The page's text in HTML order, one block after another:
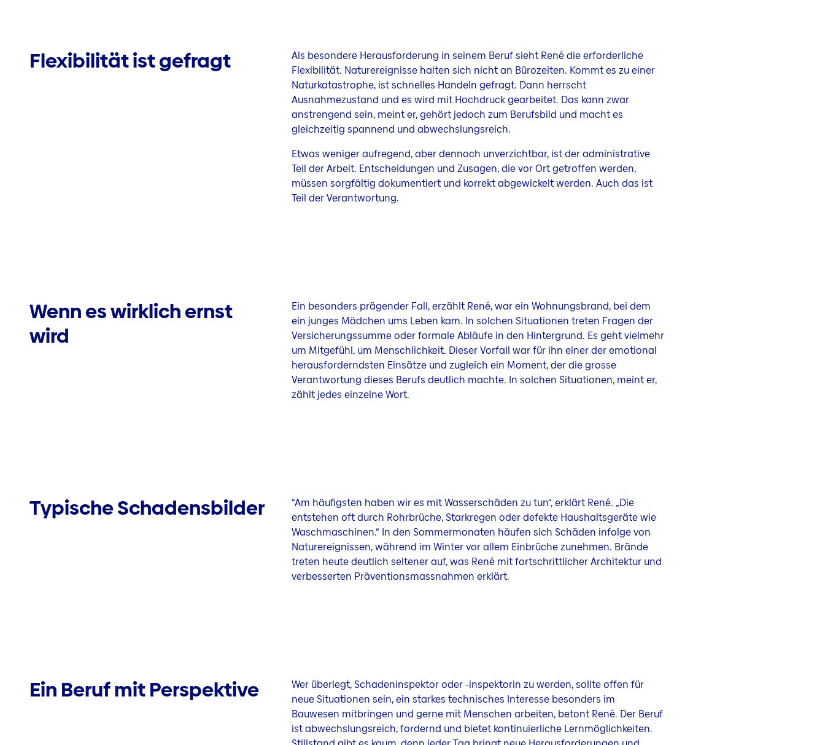
Flexibilität ist gefragt
Als besondere Herausforderung in seinem Beruf sieht René die erforderliche
Flexibilität. Naturereignisse halten sich nicht an Bürozeiten. Kommt es zu einer
Naturkatastrophe, ist schnelles Handeln gefragt. Dann herrscht
Ausnahmezustand und es wird mit Hochdruck gearbeitet. Das kann zwar
anstrengend sein, meint er, gehört jedoch zum Berufsbild und macht es
gleichzeitig spannend und abwechslungsreich.
Etwas weniger aufregend, aber dennoch unverzichtbar, ist der administrative
Teil der Arbeit. Entscheidungen und Zusagen, die vor Ort getroffen werden,
müssen sorgfältig dokumentiert und korrekt abgewickelt werden. Auch das ist
Teil der Verantwortung.
Wenn es wirklich ernst
wird
Ein besonders prägender Fall, erzählt René, war ein Wohnungsbrand, bei dem
ein junges Mädchen ums Leben kam. In solchen Situationen treten Fragen der
Versicherungssumme oder formale Abläufe in den Hintergrund. Es geht vielmehr
um Mitgefühl, um Menschlichkeit. Dieser Vorfall war für ihn einer der emotional
herausforderndsten Einsätze und zugleich ein Moment, der die grosse
Verantwortung dieses Berufs deutlich machte. In solchen Situationen, meint er,
zählt jedes einzelne Wort.
Typische Schadensbilder
“Am häufigsten haben wir es mit Wasserschäden zu tun“, erklärt René. „Die
entstehen oft durch Rohrbrüche, Starkregen oder defekte Haushaltsgeräte wie
Waschmaschinen.“ In den Sommermonaten häufen sich Schäden infolge von
Naturereignissen, während im Winter vor allem Einbrüche zunehmen. Brände
treten heute deutlich seltener auf, was René mit fortschrittlicher Architektur und
verbesserten Präventionsmassnahmen erklärt.
Ein Beruf mit Perspektive
Wer überlegt, Schadeninspektor oder -inspektorin zu werden, sollte offen für
neue Situationen sein, ein starkes technisches Interesse besonders im
Bauwesen mitbringen und gerne mit Menschen arbeiten, betont René. Der Beruf
ist abwechslungsreich, fordernd und bietet kontinuierliche Lernmöglichkeiten.